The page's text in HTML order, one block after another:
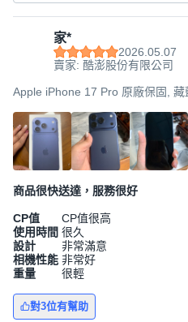
家*
2026.05.07
賣家: 酷澎股份有限公司
Apple iPhone 17 Pro 原廠保固,
商品很快送達，服務很好
CP值
CP值很高
使用時間 很久
設計
非常滿意
相機性能 非常好
重量
很輕
對3位有幫助